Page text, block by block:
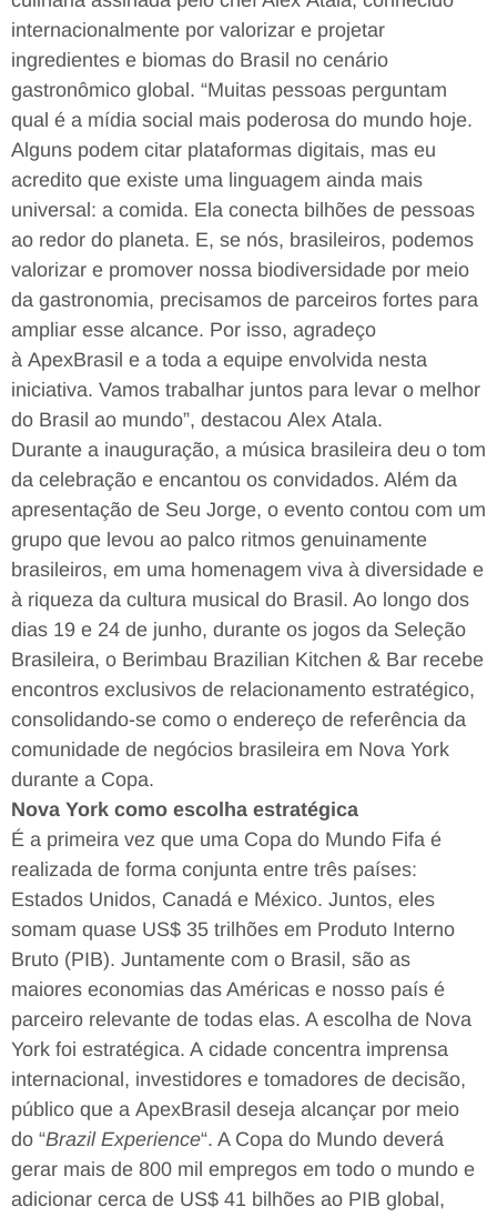
internacionalmente por valorizar e projetar
ingredientes e biomas do Brasil no cenário
gastronômico global. “Muitas pessoas perguntam
qual é a mídia social mais poderosa do mundo hoje.
Alguns podem citar plataformas digitais, mas eu
acredito que existe uma linguagem ainda mais
universal: a comida. Ela conecta bilhões de pessoas
ao redor do planeta. E, se nós, brasileiros, podemos
valorizar e promover nossa biodiversidade por meio
da gastronomia, precisamos de parceiros fortes para
ampliar esse alcance. Por isso, agradeço
à ApexBrasil e a toda a equipe envolvida nesta
iniciativa. Vamos trabalhar juntos para levar o melhor
do Brasil ao mundo”, destacou Alex Atala.
Durante a inauguração, a música brasileira deu o tom
da celebração e encantou os convidados. Além da
apresentação de Seu Jorge, o evento contou com um
grupo que levou ao palco ritmos genuinamente
brasileiros, em uma homenagem viva à diversidade e
à riqueza da cultura musical do Brasil. Ao longo dos
dias 19 e 24 de junho, durante os jogos da Seleção
Brasileira, o Berimbau Brazilian Kitchen & Bar recebe
encontros exclusivos de relacionamento estratégico,
consolidando-se como o endereço de referência da
comunidade de negócios brasileira em Nova York
durante a Copa.
Nova York como escolha estratégica
É a primeira vez que uma Copa do Mundo Fifa é
realizada de forma conjunta entre três países:
Estados Unidos, Canadá e México. Juntos, eles
somam quase US$ 35 trilhões em Produto Interno
Bruto (PIB). Juntamente com o Brasil, são as
maiores economias das Américas e nosso país é
parceiro relevante de todas elas. A escolha de Nova
York foi estratégica. A cidade concentra imprensa
internacional, investidores e tomadores de decisão,
público que a ApexBrasil deseja alcançar por meio
do “Brazil Experience“. A Copa do Mundo deverá
gerar mais de 800 mil empregos em todo o mundo e
adicionar cerca de US$ 41 bilhões ao PIB global,